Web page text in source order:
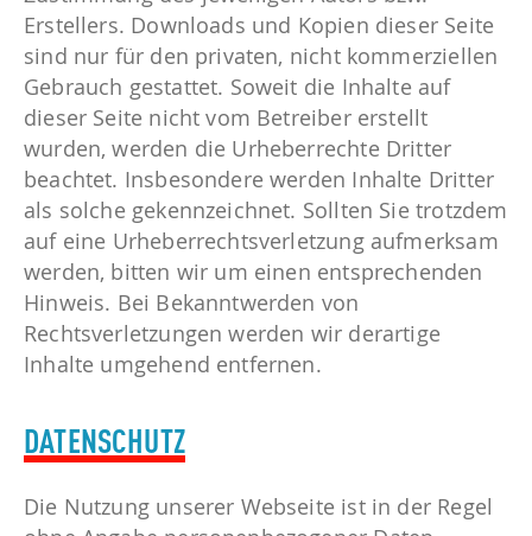
Erstellers. Downloads und Kopien dieser Seite
sind nur für den privaten, nicht kommerziellen
Gebrauch gestattet. Soweit die Inhalte auf
dieser Seite nicht vom Betreiber erstellt
wurden, werden die Urheberrechte Dritter
beachtet. Insbesondere werden Inhalte Dritter
als solche gekennzeichnet. Sollten Sie trotzdem
auf eine Urheberrechtsverletzung aufmerksam
werden, bitten wir um einen entsprechenden
Hinweis. Bei Bekanntwerden von
Rechtsverletzungen werden wir derartige
Inhalte umgehend entfernen.
DATENSCHUTZ
Die Nutzung unserer Webseite ist in der Regel